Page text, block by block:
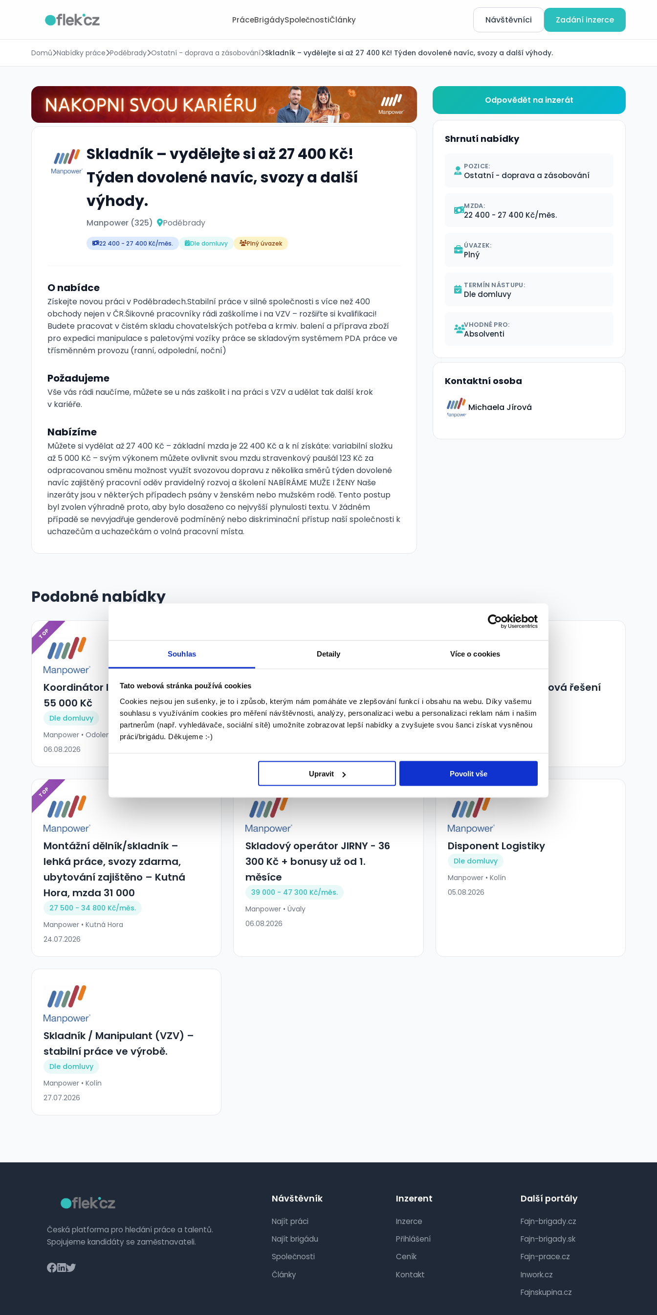
Souhlas Detaily Více o cookies
Tato webová stránka používá cookies
Cookies nejsou jen sušenky, je to i způsob, kterým nám pomáháte ve zlepšování funkcí i obsahu na webu. Díky vašemu
souhlasu s využíváním cookies pro měření návštěvnosti, analýzy, personalizaci webu a personalizaci reklam nám i našim
partnerům (např. vyhledávače, sociální sítě) umožníte zobrazovat lepší nabídky a zvyšujete svou šanci získat vysněnou
práci/brigádu. Děkujeme :-)
Upravit Povolit vše
PráceBrigádySpolečnostiČlánky Návštěvníci Zadání inzerce
Domů Nabídky práce Poděbrady Ostatní - doprava a zásobování Skladník – vydělejte si až 27 400 Kč! Týden dovolené navíc, svozy a další výhody.
Skladník – vydělejte si až 27 400 Kč!
Týden dovolené navíc, svozy a další
výhody.
Manpower (325) Poděbrady
22 400 - 27 400 Kč/měs. Dle domluvy Plný úvazek
O nabídce
Získejte novou práci v Poděbradech.Stabilní práce v silné společnosti s více než 400
obchody nejen v ČR.Šikovné pracovníky rádi zaškolíme i na VZV – rozšiřte si kvalifikaci!
Budete pracovat v čistém skladu chovatelských potřeba a krmiv. balení a příprava zboží
pro expedici manipulace s paletovými vozíky práce se skladovým systémem PDA práce ve
třísměnném provozu (ranní, odpolední, noční)
Požadujeme
Vše vás rádi naučíme, můžete se u nás zaškolit i na práci s VZV a udělat tak další krok
v kariéře.
Nabízíme
Můžete si vydělat až 27 400 Kč – základní mzda je 22 400 Kč a k ní získáte: variabilní složku
až 5 000 Kč – svým výkonem můžete ovlivnit svou mzdu stravenkový paušál 123 Kč za
odpracovanou směnu možnost využít svozovou dopravu z několika směrů týden dovolené
navíc zajištěný pracovní oděv pravidelný rozvoj a školení NABÍRÁME MUŽE I ŽENY Naše
inzeráty jsou v některých případech psány v ženském nebo mužském rodě. Tento postup
byl zvolen výhradně proto, aby bylo dosaženo co nejvyšší plynulosti textu. V žádném
případě se nevyjadřuje genderově podmíněný nebo diskriminační přístup naší společnosti k
uchazečům a uchazečkám o volná pracovní místa.
Odpovědět na inzerát
Shrnutí nabídky
POZICE:
Ostatní - doprava a zásobování
MZDA:
22 400 - 27 400 Kč/měs.
ÚVAZEK:
Plný
TERMÍN NÁSTUPU:
Dle domluvy
VHODNÉ PRO:
Absolventi
Kontaktní osoba
Michaela Jírová
Podobné nabídky
TOP
Koordinátor logistiky - mzda
55 000 Kč
Dle domluvy
Manpower • Odolena Voda
06.08.2026
Skladník s VZV / 1 směna
/mzda 38 000 Kč
Dle domluvy
Specialista pro obalová řešení
50 000 - 70 000 Kč/měs.
Manpower • Nymburk
TOP
Montážní dělník/skladník –
lehká práce, svozy zdarma,
ubytování zajištěno – Kutná
Hora, mzda 31 000
27 500 - 34 800 Kč/měs.
Manpower • Kutná Hora
24.07.2026
Skladový operátor JIRNY - 36
300 Kč + bonusy už od 1.
měsíce
39 000 - 47 300 Kč/měs.
Manpower • Úvaly
06.08.2026
Disponent Logistiky
Dle domluvy
Manpower • Kolín
05.08.2026
Skladník / Manipulant (VZV) –
stabilní práce ve výrobě.
Dle domluvy
Manpower • Kolín
27.07.2026
Česká platforma pro hledání práce a talentů.
Spojujeme kandidáty se zaměstnavateli.
Návštěvník
Najít práci
Najít brigádu
Společnosti
Články
Inzerent
Inzerce
Přihlášení
Ceník
Kontakt
Další portály
Fajn-brigady.cz
Fajn-brigady.sk
Fajn-prace.cz
Inwork.cz
Fajnskupina.cz